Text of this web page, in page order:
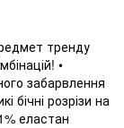
тренду
•
забарвлення
бічні розрізи на
еластан